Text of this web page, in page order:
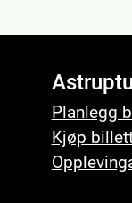
Planlegg
Kjøp